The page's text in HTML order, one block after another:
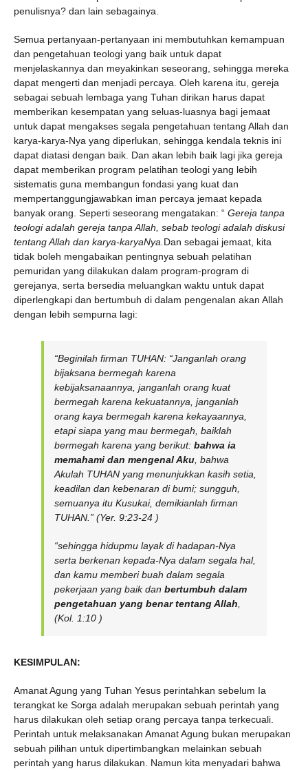
penulisnya? dan lain sebagainya.
Semua pertanyaan-pertanyaan ini membutuhkan kemampuan
dan pengetahuan teologi yang baik untuk dapat
menjelaskannya dan meyakinkan seseorang, sehingga mereka
dapat mengerti dan menjadi percaya. Oleh karena itu, gereja
sebagai sebuah lembaga yang Tuhan dirikan harus dapat
memberikan kesempatan yang seluas-luasnya bagi jemaat
untuk dapat mengakses segala pengetahuan tentang Allah dan
karya-karya-Nya yang diperlukan, sehingga kendala teknis ini
dapat diatasi dengan baik. Dan akan lebih baik lagi jika gereja
dapat memberikan program pelatihan teologi yang lebih
sistematis guna membangun fondasi yang kuat dan
mempertanggungjawabkan iman percaya jemaat kepada
banyak orang. Seperti seseorang mengatakan: “ Gereja tanpa
teologi adalah gereja tanpa Allah, sebab teologi adalah diskusi
tentang Allah dan karya-karyaNya. Dan sebagai jemaat, kita
tidak boleh mengabaikan pentingnya sebuah pelatihan
pemuridan yang dilakukan dalam program-program di
gerejanya, serta bersedia meluangkan waktu untuk dapat
diperlengkapi dan bertumbuh di dalam pengenalan akan Allah
dengan lebih sempurna lagi:
“Beginilah firman TUHAN: “Janganlah orang
bijaksana bermegah karena
kebijaksanaannya, janganlah orang kuat
bermegah karena kekuatannya, janganlah
orang kaya bermegah karena kekayaannya,
etapi siapa yang mau bermegah, baiklah
bermegah karena yang berikut: bahwa ia
memahami dan mengenal Aku , bahwa
Akulah TUHAN yang menunjukkan kasih setia,
keadilan dan kebenaran di bumi; sungguh,
semuanya itu Kusukai, demikianlah firman
TUHAN .” (Yer. 9:23-24 )
“sehingga hidupmu layak di hadapan-Nya
serta berkenan kepada-Nya dalam segala hal,
dan kamu memberi buah dalam segala
pekerjaan yang baik dan bertumbuh dalam
pengetahuan yang benar tentang Allah
(Kol. 1:10 )
KESIMPULAN:
Amanat Agung yang Tuhan Yesus perintahkan sebelum Ia
terangkat ke Sorga adalah merupakan sebuah perintah yang
harus dilakukan oleh setiap orang percaya tanpa terkecuali.
Perintah untuk melaksanakan Amanat Agung bukan merupakan
sebuah pilihan untuk dipertimbangkan melainkan sebuah
perintah yang harus dilakukan. Namun kita menyadari bahwa